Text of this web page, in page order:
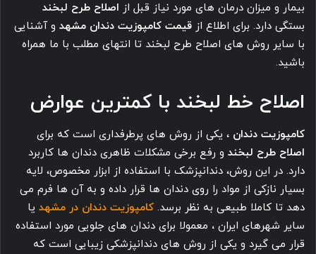
بیمار و میزان درمان های مورد نیاز قبل از اصلاح طرح لبخند
بستگی دارد. برای اطلاع از قیمت کامپوزیت دندان مشهد و آشنایی
با سایر روش های اصلاح طرح لبخند تا انتهای مطلب با ما همراه
باشید.
اصلاح خط لبخند با کمترین عوارض
کامپوزیت دندان ، یکی از روش های پرطرفداری است که برای
اصلاح طرح لبخند و رفع برخی مشکلات ظاهری دندان ها کاربرد
دارد. در این روش، دندانپزشک با استفاده از ابزار مخصوص، لایه
بسیار نازکی از مواد را روی دندان ها قرار داده و به آن ها فرم می
دهد تا کاملا طبیعی به نظر برسد. کامپوزیت دندان در مشهد یا
سایر شهرهای ایران ، معمولا برای دندان های جلویی مورد استفاده
قرار می گیرد و یکی از روش های دندانپزشکی زیبایی است که